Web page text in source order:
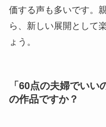
価する声も多いです。
ら、新しい展開として
ょう。
「60点の夫婦でい
の作品ですか？